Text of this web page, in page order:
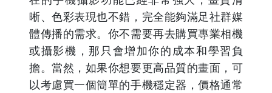
晰、色彩表現也不錯，完全能夠滿足社群媒
體傳播的需求。你不需要再去購買專業相機
或攝影機，那只會增加你的成本和學習負
擔。當然，如果你想要更高品質的畫面，可
以考慮買一個簡單的手機穩定器，價格通常